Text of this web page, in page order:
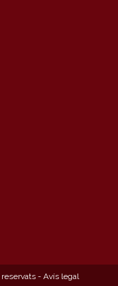
- Avís legal